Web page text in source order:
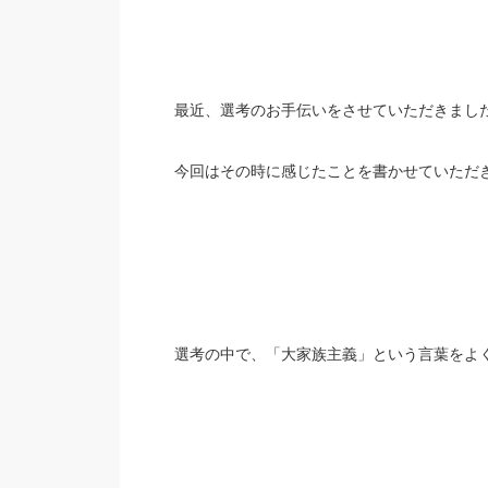
最近、選考のお手伝いをさせていただきまし
今回はその時に感じたことを書かせていただ
選考の中で、「大家族主義」という言葉をよ